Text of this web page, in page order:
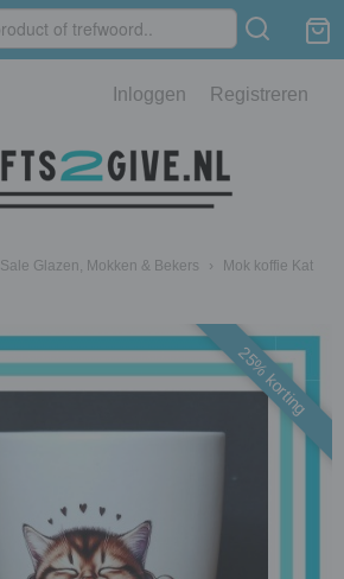
Inloggen Registreren
Sale Glazen, Mokken & Bekers ›
Mok koffie Kat
25% korting